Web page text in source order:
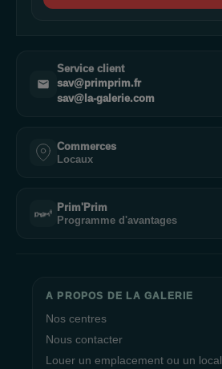
Service client
sav@primprim.fr
sav@la-galerie.com
Commerces
Locaux
Prim'Prim
Programme d'avantages
A PROPOS DE LA GALERIE
Nos centres
Nous contacter
Louer un emplacement ou un local